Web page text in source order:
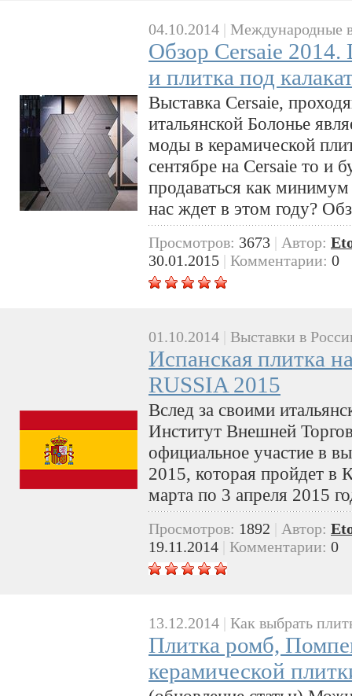
04.10.2014 | Международные
Обзор Cersaie 2014.
и плитка под
Выставка Cersaie,
итальянской Болонье
моды в керамической
сентябре на Cersaie то и
продаваться как
нас ждет в этом году?
Просмотров: 3673 | Автор:
30.01.2015 | Комментарии: 0
01.10.2014 Выставки в
Испанская плитка
RUSSIA 2015
Вслед за своими
Институт Внешней
официальное участие в
2015, которая пройдет в
марта по 3 апреля 2015
Просмотров: 1892 Автор:
19.11.2014
Комментарии: 0
13.12.2014 | Как выбрать
Плитка ромб,
керамической